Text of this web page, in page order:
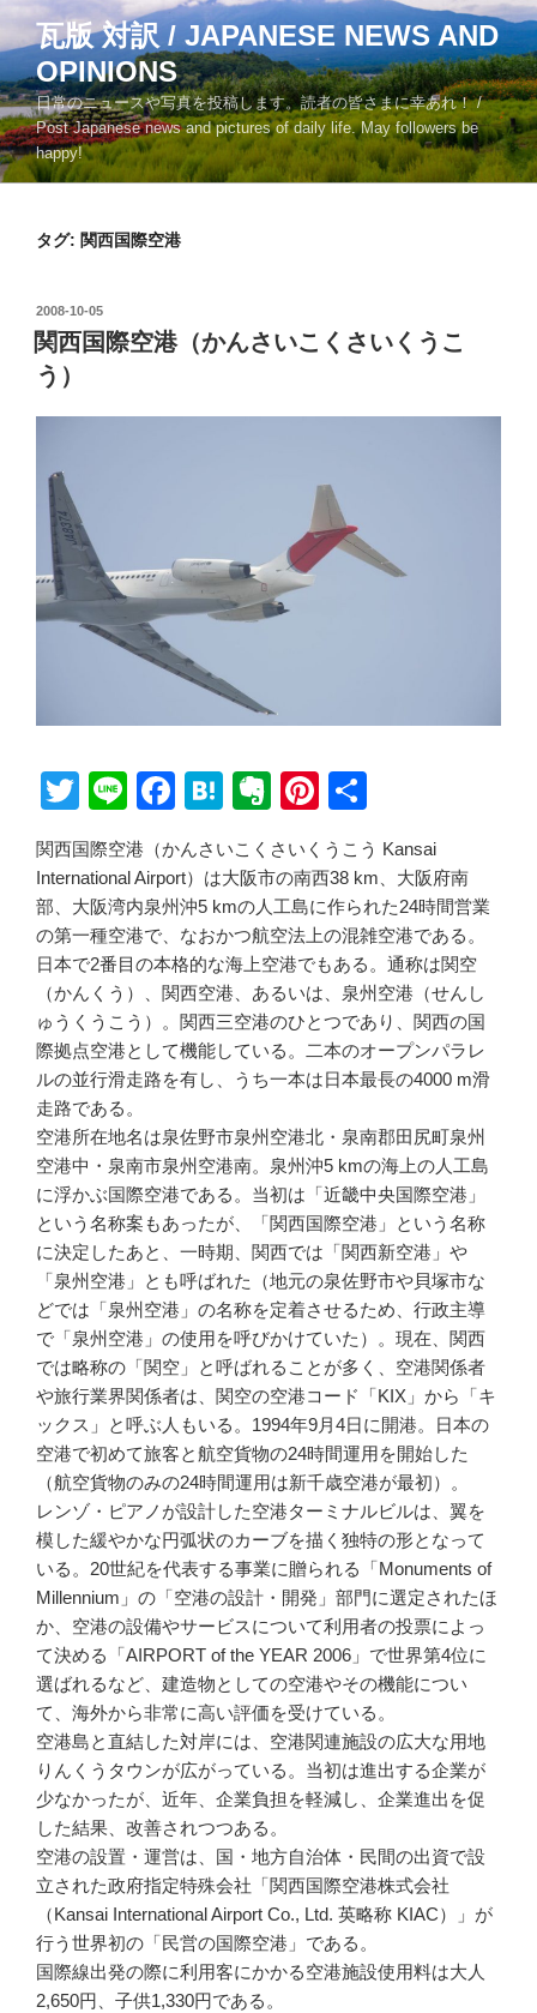
ン
ン
ツ
へ
ス
瓦版 対訳 / JAPANESE NEWS AND
OPINIONS
日常のニュースや写真を投稿します。読者の皆さまに幸あれ！ /
Post Japanese news and pictures of daily life. May followers be
happy!
タグ: 関西国際空港
投
稿
日:
2008-10-05
関西国際空港（かんさいこくさいくうこ
う）
T
wi
tt
er
Li
n
e
F
c
e
b
o
o
k
H
e
n
a
E
er
n
ot
e
Pi
nt
er
e
st
有
関西国際空港（かんさいこくさいくうこう Kansai
International Airport）は大阪市の南西38 km、大阪府南
部、大阪湾内泉州沖5 kmの人工島に作られた24時間営業
の第一種空港で、なおかつ航空法上の混雑空港である。
日本で2番目の本格的な海上空港でもある。通称は関空
（かんくう）、関西空港、あるいは、泉州空港（せんし
ゅうくうこう）。関西三空港のひとつであり、関西の国
際拠点空港として機能している。二本のオープンパラレ
ルの並行滑走路を有し、うち一本は日本最長の4000 m滑
走路である。
空港所在地名は泉佐野市泉州空港北・泉南郡田尻町泉州
空港中・泉南市泉州空港南。泉州沖5 kmの海上の人工島
に浮かぶ国際空港である。当初は「近畿中央国際空港」
という名称案もあったが、「関西国際空港」という名称
に決定したあと、一時期、関西では「関西新空港」や
「泉州空港」とも呼ばれた（地元の泉佐野市や貝塚市な
どでは「泉州空港」の名称を定着させるため、行政主導
で「泉州空港」の使用を呼びかけていた）。現在、関西
では略称の「関空」と呼ばれることが多く、空港関係者
や旅行業界関係者は、関空の空港コード「KIX」から「キ
ックス」と呼ぶ人もいる。1994年9月4日に開港。日本の
空港で初めて旅客と航空貨物の24時間運用を開始した
（航空貨物のみの24時間運用は新千歳空港が最初）。
レンゾ・ピアノが設計した空港ターミナルビルは、翼を
模した緩やかな円弧状のカーブを描く独特の形となって
いる。20世紀を代表する事業に贈られる「Monuments of
Millennium」の「空港の設計・開発」部門に選定されたほ
か、空港の設備やサービスについて利用者の投票によっ
て決める「AIRPORT of the YEAR 2006」で世界第4位に
選ばれるなど、建造物としての空港やその機能につい
て、海外から非常に高い評価を受けている。
空港島と直結した対岸には、空港関連施設の広大な用地
りんくうタウンが広がっている。当初は進出する企業が
少なかったが、近年、企業負担を軽減し、企業進出を促
した結果、改善されつつある。
空港の設置・運営は、国・地方自治体・民間の出資で設
立された政府指定特殊会社「関西国際空港株式会社
（Kansai International Airport Co., Ltd. 英略称 KIAC）」が
行う世界初の「民営の国際空港」である。
国際線出発の際に利用客にかかる空港施設使用料は大人
2,650円、子供1,330円である。